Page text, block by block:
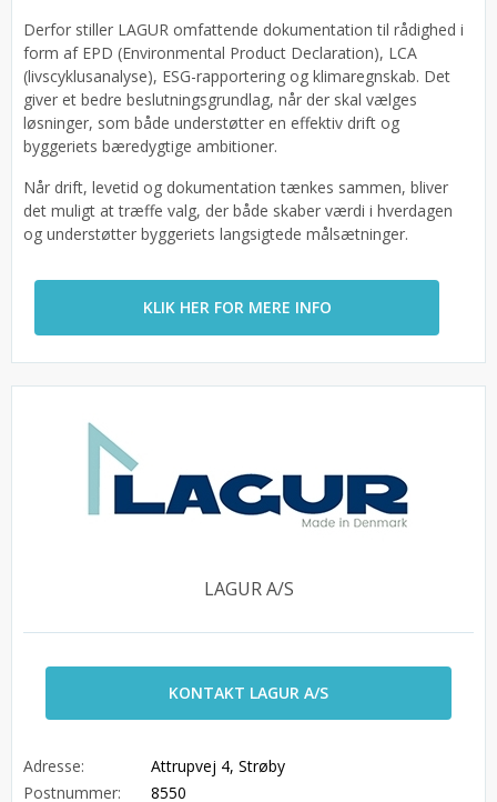
Derfor stiller LAGUR omfattende dokumentation til rådighed i
form af EPD (Environmental Product Declaration), LCA
(livscyklusanalyse), ESG-rapportering og klimaregnskab. Det
giver et bedre beslutningsgrundlag, når der skal vælges
løsninger, som både understøtter en effektiv drift og
byggeriets bæredygtige ambitioner.
Når drift, levetid og dokumentation tænkes sammen, bliver
det muligt at træffe valg, der både skaber værdi i hverdagen
og understøtter byggeriets langsigtede målsætninger.
KLIK HER FOR MERE INFO
LAGUR A/S
KONTAKT LAGUR A/S
Adresse:
Attrupvej 4, Strøby
Postnummer:
8550